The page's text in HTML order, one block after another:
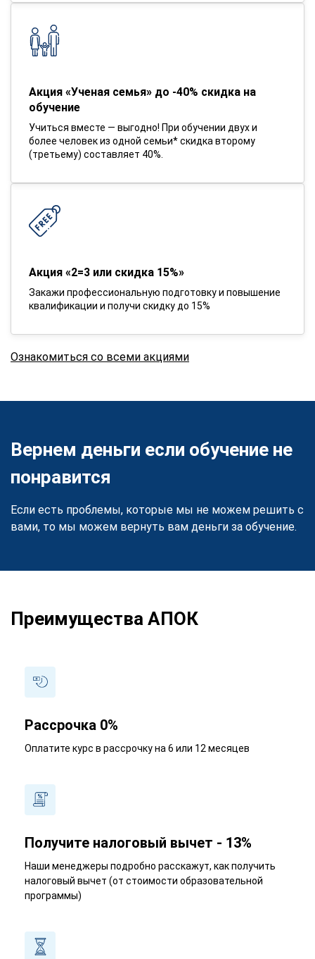
Акция «Ученая семья» до -40% скидка на
обучение
Учиться вместе — выгодно! При обучении двух и
более человек из одной семьи* скидка второму
(третьему) составляет 40%.
Акция «2=3 или скидка 15%»
Закажи профессиональную подготовку и повышение
квалификации и получи скидку до 15%
Ознакомиться со всеми акциями
Вернем деньги если обучение не
понравится
Если есть проблемы, которые мы не можем решить с
вами, то мы можем вернуть вам деньги за обучение.
Преимущества АПОК
Рассрочка 0%
Оплатите курс в рассрочку на 6 или 12 месяцев
Получите налоговый вычет - 13%
Наши менеджеры подробно расскажут, как получить
налоговый вычет (от стоимости образовательной
программы)